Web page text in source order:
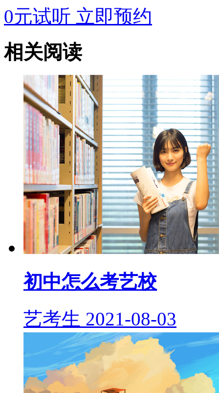
0元试听 立即预约
相关阅读
初中怎么考艺校
艺考生 2021-08-03